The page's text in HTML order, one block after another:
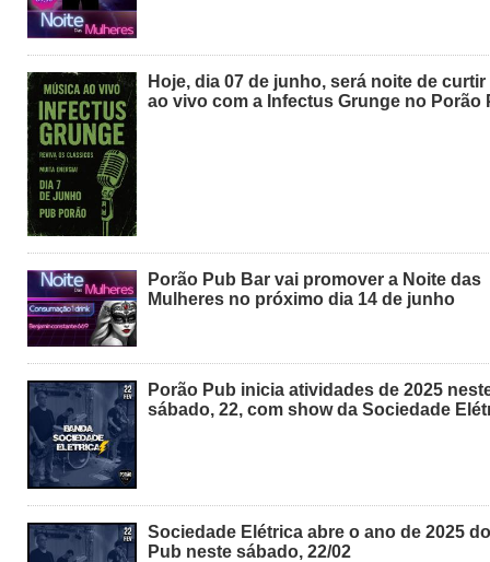
Hoje, dia 07 de junho, será noite de
ao vivo com a Infectus Grunge no Porão
Porão Pub Bar vai promover a Noite das
Mulheres no próximo dia 14 de junho
Porão Pub inicia atividades de 2025
sábado, 22, com show da Sociedade
Sociedade Elétrica abre o ano de 2025
Pub neste sábado, 22/02